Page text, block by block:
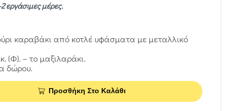
εργάσιμες μέρες.
καραβάκι από κοτλέ υφάσματα με μεταλλικό
(Φ). – το μαξιλαράκι.
δώρου.
Προσθήκη Στο Καλάθι